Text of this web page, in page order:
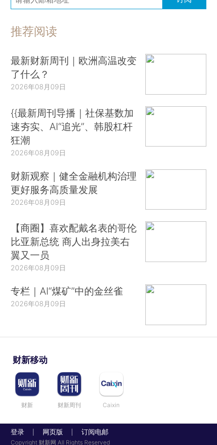
推荐阅读
最新财新周刊｜欧洲高温改变
了什么？
2026年08月09日
{{最新周刊导播｜社保基数加
速夯实、AI“追光”、韩股杠杆
狂潮
2026年08月09日
财新观察｜健全金融机构治理
更好服务高质量发展
2026年08月09日
【商圈】喜欢配戴名表的哥伦
比亚新总统 商人出身拉美右
翼又一员
2026年08月09日
专栏｜AI“煤矿”中的金丝雀
2026年08月09日
财新移动
财新 财新周刊 Caixin
登录 网页版 订阅电邮
Copyright 财新网 All Rights Reserved